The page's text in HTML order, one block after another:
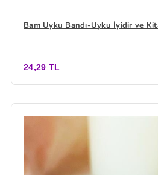
Bam Uyku Bandı-Uyku İyidir ve
24,29 TL